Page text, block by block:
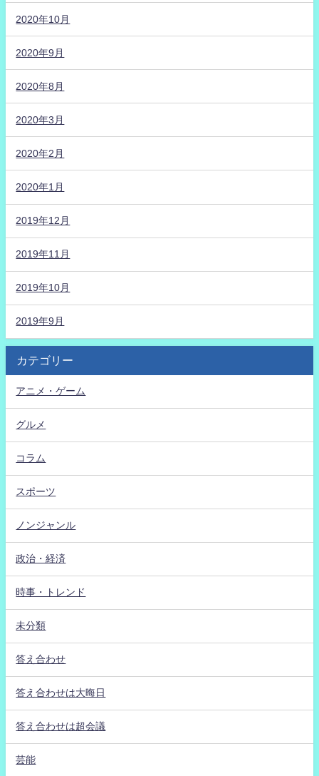
2020年10月
2020年9月
2020年8月
2020年3月
2020年2月
2020年1月
2019年12月
2019年11月
2019年10月
2019年9月
カテゴリー
アニメ・ゲーム
グルメ
コラム
スポーツ
ノンジャンル
政治・経済
時事・トレンド
未分類
答え合わせ
答え合わせは大晦日
答え合わせは超会議
芸能